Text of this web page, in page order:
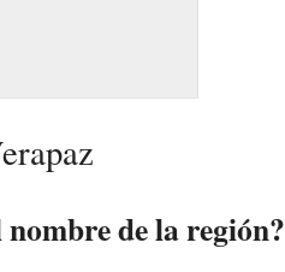
de la región?